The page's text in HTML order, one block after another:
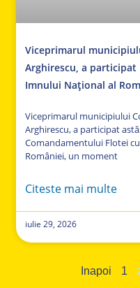
Viceprimarul
Arghirescu, a
Imnului Național al
Viceprimarul municipiului
Arghirescu, a participat
Comandamentului Flotei
României, un moment
Citeste mai multe
iulie 29, 2026
Inapoi 1